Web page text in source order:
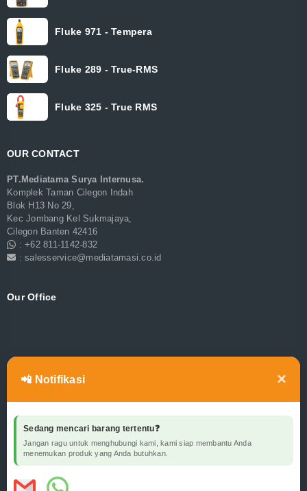
Fluke 971 - Tempera
Fluke 289 - True-RMS
Fluke 325 - True RMS
OUR CONTACT
PT.Mediatama Surya Internusa.
Komplek Taman Cilegon Indah
Blok H13 No 29,
Kec Jombang Kel Sukmajaya,
Cilegon Banten 42416
: +62 811-1142-832
: salesservice@mediatamasi.co.id
Our Office
📲 Notifikasi ×
Sedang mencari barang tertentu❓
Jangan ragu untuk menghubungi kami, kami siap membantu Anda
menemukan produk yang Anda butuhkan.